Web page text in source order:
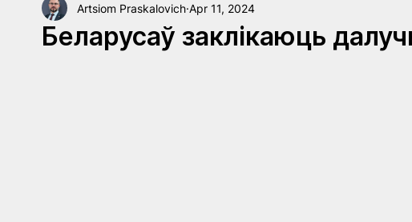
Соцыум і палітыка Праекты НАУ Дзеці Украіны
Беларусаў заклікаюць
Artsiom Praskalovich Apr 11, 2024